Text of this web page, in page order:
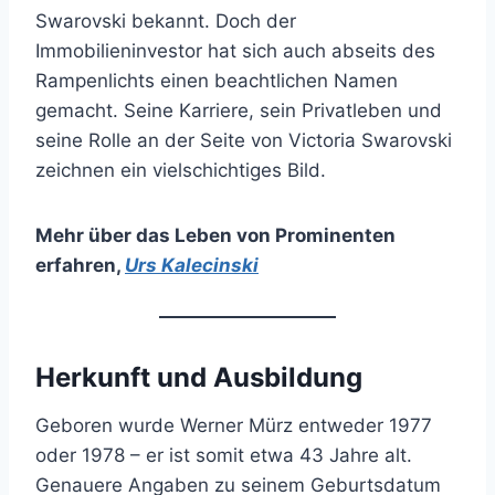
Swarovski bekannt. Doch der
Immobilieninvestor hat sich auch abseits des
Rampenlichts einen beachtlichen Namen
gemacht. Seine Karriere, sein Privatleben und
seine Rolle an der Seite von Victoria Swarovski
zeichnen ein vielschichtiges Bild.
Mehr über das Leben von Prominenten
erfahren, Urs Kalecinski
Herkunft und Ausbildung
Geboren wurde Werner Mürz entweder 1977
oder 1978 – er ist somit etwa 43 Jahre alt.
Genauere Angaben zu seinem Geburtsdatum